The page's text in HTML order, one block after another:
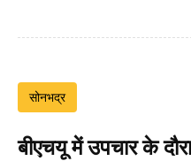
सोनभद्र
बीएचयू में उपचार के